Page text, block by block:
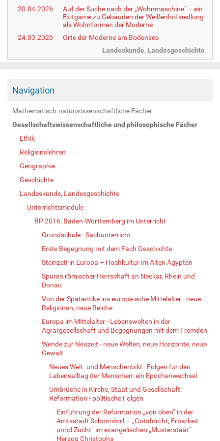
20.04.2026
Auf der Suche nach der „Wohnmaschine“ – ein
Exitgame zu Gebäuden der Weißenhofsiedlung
als Wohnformen der Moderne
24.03.2026
Orte der Moderne am Bodensee
Landeskunde, Landesgeschichte
Navigation
Mathematisch-naturwissenschaftliche Fächer
Gesellschaftswissenschaftliche und philosophische Fächer
Ethik
Religionslehren
Geographie
Geschichte
Landeskunde, Landesgeschichte
Unterrichtsmodule
BP 2016: Baden-Württemberg im Unterricht
Grundschule - Sachunterricht
Erste Begegnung mit dem Fach Geschichte
Steinzeit in Europa – Hochkultur im Alten Ägypten
Spuren römischer Herrschaft an Neckar, Rhein und
Donau
Von der Spätantike ins europäische Mittelalter - neue
Religionen, neue Reiche
Europa im Mittelalter - Lebenswelten in der
Agrargesellschaft und Begegnungen mit dem Fremden
Wende zur Neuzeit - neue Welten, neue Horizonte, neue
Gewalt
Neues Welt- und Menschenbild - Folgen für den
Lebensalltag der Menschen: ein Epochenwechsel
Umbrüche in Kirche, Staat und Gesellschaft:
Reformation - politische Folgen
Einführung der Reformation „von oben“ in der
Amtsstadt Schorndorf – „Gotsforcht, Erbarkeit
unnd Zucht“ im evangelischen „Musterstaat“
Herzog Christophs